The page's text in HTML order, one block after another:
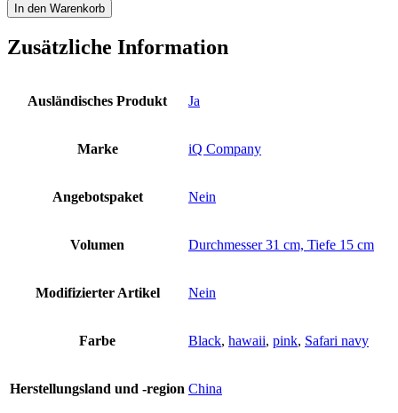
In den Warenkorb
Zusätzliche Information
Ausländisches Produkt Ja
Marke iQ Company
Angebotspaket Nein
Volumen Durchmesser 31 cm, Tiefe 15 cm
Modifizierter Artikel Nein
Farbe Black, hawaii, pink, Safari navy
Herstellungsland und -region China